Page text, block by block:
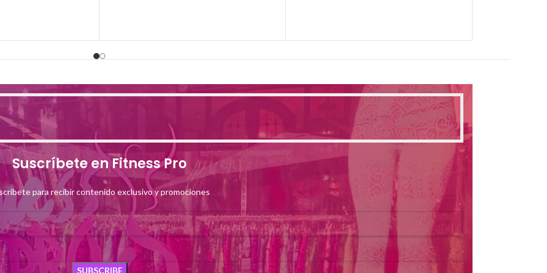
Suscríbete en Fitness Pro
para recibir contenido exclusivo y promociones